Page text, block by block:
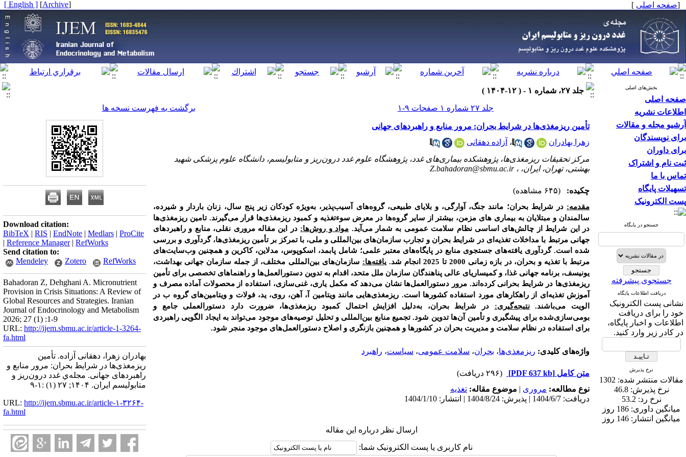
[صفحه اصلی ]
[
Archive
]
[ English ]
بخش‌های اصلی
صفحه اصلی
اطلاعات نشریه
آرشیو مجله و مقالات
برای نویسندگان
برای داوران
ثبت نام و اشتراک
تماس با ما
تسهیلات پایگاه
پست الکترونیک
جستجو در پایگاه
جستجوی پیشرفته
دریافت اطلاعات پایگاه
نشانی پست الکترونیک
خود را برای دریافت
اطلاعات و اخبار پایگاه،
در کادر زیر وارد کنید.
نرخ پذیرش
مقالات منتشر شده: 1302
نرخ پذیرش:46.8
نرخ رد: 53.2
میانگین داوری: 186 روز
میانگین انتشار: 146 روز
جلد ۲۷، شماره ۱ - ( ۱۲-۱۴۰۴ )
جلد ۲۷ شماره ۱ صفحات ۹-۱
برگشت به فهرست نسخه ها
تأمین ریزمغذی‌ها در شرایط بحران: مرور منابع و راهبردهای جهانی
زهرا بهادران
، آزاده دهقانی
مرکز تحقیقات ریزمغذی‌ها، پژوهشکده بیماری‌های غدد، پژوهشگاه علوم غدد درون‌ریز و متابولیسم، دانشگاه علوم پزشکی شهید
بهشتی، تهران، ایران، ،Z.bahadoran@sbmu.ac.ir
چکیده: (۶۴۵ مشاهده)
مقدمه: در شرایط بحران؛ مانند جنگ، آوارگی، و بلایای طبیعی، گروههای آسیبپذیر، به‌ویژه کودکان زیر پنج سال، زنان باردار و شیرده،
سالمندان و مبتلایان به بیماری­ های مزمن، بیشتر از سایر گروه‌ها در معرض سوءتغذیه و کمبود ریزمغذی‌ها قرار می‌گیرند. تامین ریزمغذی‌ها
در این شرایط از چالش‌های اساسی نظام سلامت عمومی به شمار می آید. مواد و روش‌ها: در این مقاله مروری نقلی، منابع و راهبردهای
جهانی مرتبط با مداخلات تغذیه‌ای در شرایط بحران و تجارب سازمان‌های بین‌المللی و ملی، با تمرکز بر تأمین ریزمغذی‌ها، گردآوری و بررسی
شده است. گردآوری یافته‌های جستجوی منابع در پایگاه‌های معتبر علمی؛ شامل پابمد، اسکوپوس، مدلاین، کاکرین و همچنین وب‌سایتهای
مرتبط با تغذیه و بحران، در بازه زمانی 2000 تا 2025 انجام شد. یافته‌ها: سازمان‌های بین‌المللی مختلف، از جمله سازمان جهانی بهداشت،
یونیسف، برنامه جهانی غذا، و کمیساریای عالی پناهندگان سازمان ملل متحد، اقدام به تدوین دستورالعمل‌ها و راهنماهای تخصصی برای تأمین
ریزمغذی‌ها در شرایط بحرانی کرده‌اند. مرور دستورالعملها نشان میدهد که مکمل یاری، غنی‌سازی، استفاده از محصولات آماده مصرف و
آموزش تغذیه‌ای از راهکارهای مورد استفاده کشورها است. ریزمغذی‌هایی مانند ویتامین آ، آهن، روی، ید، فولات و ویتامینهای گروه ب در
الویت می‌باشند.نتیجهگیری: در شرایط بحران، به‌دلیل افزایش احتمال کمبود ریزمغذی‌ها، ضرورت دارد دستورالعملی جامع و
بومی‌سازی‌شده برای پیشگیری و تأمین آن‌ها تدوین شود. تجمیع منابع بین‌المللی و تحلیل توصیه‌های موجود می‌تواند به ایجاد الگویی راهبردی
برای استفاده در نظام سلامت و مدیریت بحران در کشورها و همچنین بازنگری و اصلاح دستورالعملهای موجود منجر شود.
واژه‌های کلیدی: ریزمغذی‌ها، بحران، سلامت عمومی، سیاست، راهبرد
متن کامل [PDF 637 kb]
(۲۹۶ دریافت)
نوع مطالعه: مروری | موضوع مقاله: تغذيه
دریافت: 1404/6/7 | پذیرش: 1404/8/24 | انتشار: 1404/1/10
ارسال نظر درباره این مقاله
نام کاربری یا پست الکترونیک شما:
Download citation:
BibTeX | RIS | EndNote | Medlars | ProCite
| Reference Manager| RefWorks
Send citation to:
Mendeley
Zotero RefWorks
Bahadoran Z, Dehghani A. Micronutrient
Provision in Crisis Situations: A Review of
Global Resources and Strategies. Iranian
Journal of Endocrinology and Metabolism
2026; 27 (1) :1-9
URL: http://ijem.sbmu.ac.ir/article-1-3264-
fa.html
بهادران زهرا، دهقانی آزاده. تأمین
ریزمغذی‌ها در شرایط بحران: مرور منابع و
راهبردهای جهانی. مجله‌ي غدد درون‌ريز و
متابوليسم ايران. ۱۴۰۴; ۲۷ (۱) :۱-۹
URL: http://ijem.sbmu.ac.ir/article-۱-۳۲۶۴-
fa.html